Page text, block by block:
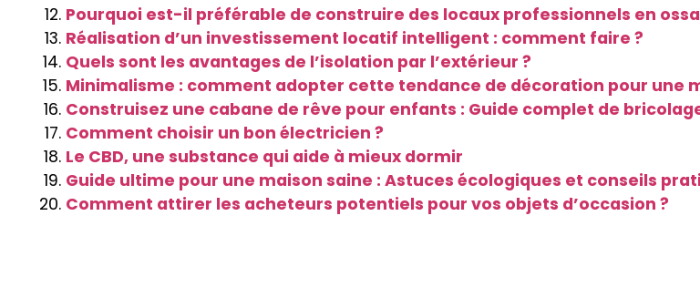
Pourquoi est-il préférable de construire des locaux professionnels en
Réalisation d’un investissement locatif intelligent : comment faire ?
Quels sont les avantages de l’isolation par l’extérieur ?
Minimalisme : comment adopter cette tendance de décoration pour une
Construisez une cabane de rêve pour enfants : Guide complet de
Comment choisir un bon électricien ?
Le CBD, une substance qui aide à mieux dormir
Guide ultime pour une maison saine : Astuces écologiques et conseils
Comment attirer les acheteurs potentiels pour vos objets d’occasion ?